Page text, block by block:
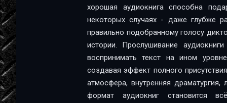
Глава 14. В гости к гнумам
Глава 15. Сделка
Глава 16. Мстительные топоры
Глава 17. Не силой, но умением
хорошая аудиокнига способна
некоторых случаях - даже глубже
правильно подобранному голосу
истории. Прослушивание аудиокниги
воспринимать текст на ином
создавая эффект полного
атмосфера, внутренняя
формат аудиокниг становится